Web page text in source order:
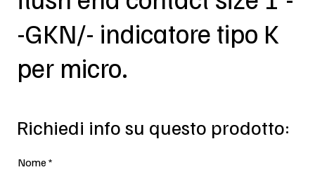
-GKN/- indicatore tipo K
per micro.
Richiedi info su questo prodotto:
Nome